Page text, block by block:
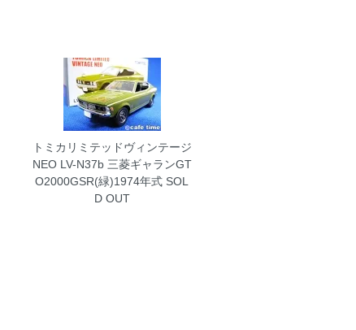
トミカリミテッドヴィンテージ
NEO LV-N37b 三菱ギャランGT
O2000GSR(緑)1974年式 SOL
D OUT